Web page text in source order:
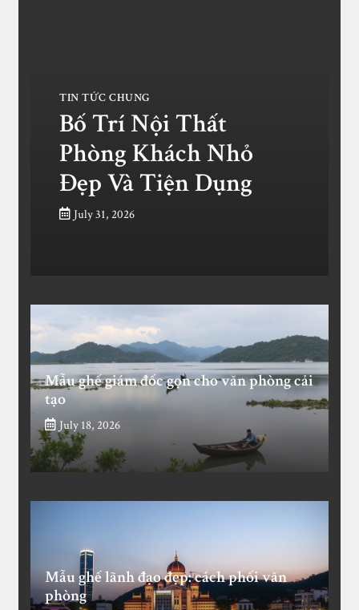
TIN TỨC CHUNG
Bố Trí Nội Thất
Phòng Khách Nhỏ
Đẹp Và Tiện Dụng
July 31, 2026
Mẫu ghế giám đốc gọn cho văn phòng cải
tạo
July 18, 2026
Mẫu ghế lãnh đạo đẹp: cách phối văn
phòng